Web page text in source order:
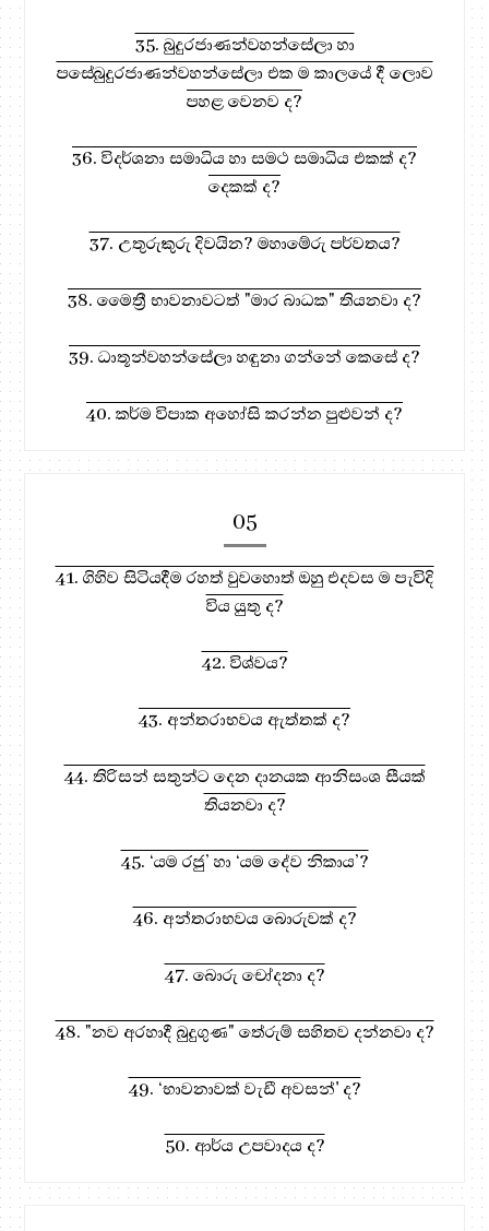
35. බුදුරජාණන්වහන්සේලා හා
පසේබුදුරජාණන්වහන්සේලා එක ම කාලයේ දී ලොව
පහළ වෙනව ද?
36. විදර්ශනා සමාධිය හා සමථ සමාධිය එකක් ද?
දෙකක් ද?
37. උතුරුකුරු දිවයින? මහාමේරු පර්වතය?
38. මෛත්‍රී භාවනාවටත් "මාර බාධක" තියනවා ද?
39. ධාතූන්වහන්සේලා හඳුනා ගන්නේ කෙසේ ද?
40. කර්ම විපාක අහෝසි කරන්න පුළුවන් ද?
05
41. ගිහිව සිටියදීම රහත් වුවහොත් ඔහු එදවස ම පැවිදි
විය යුතු ද?
42. විශ්වය?
43. අන්තරාභවය ඇත්තක් ද?
44. තිරිසන් සතුන්ට දෙන දානයක ආනිසංශ සීයක්
තියනවා ද?
45. ‘යම රජු’ හා ‘යම දේව නිකාය’?
46. අන්තරාභවය බොරුවක් ද?
47. බොරු චෝදනා ද?
48. "නව අරහාදී බුදුගුණ" තේරුම් සහිතව දන්නවා ද?
49. ‘භාවනාවක් වැඩී අවසන්' ද?
50. ආර්ය උපවාදය ද?